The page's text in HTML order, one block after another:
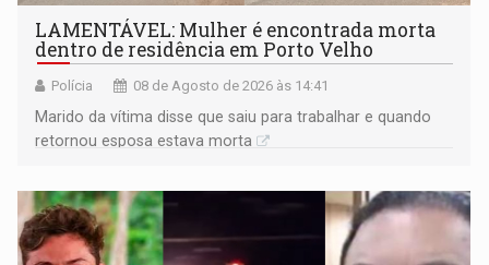
LAMENTÁVEL: Mulher é encontrada morta
dentro de residência em Porto Velho
Polícia 08 de Agosto de 2026 às 14:41
Marido da vítima disse que saiu para trabalhar e quando
retornou esposa estava morta